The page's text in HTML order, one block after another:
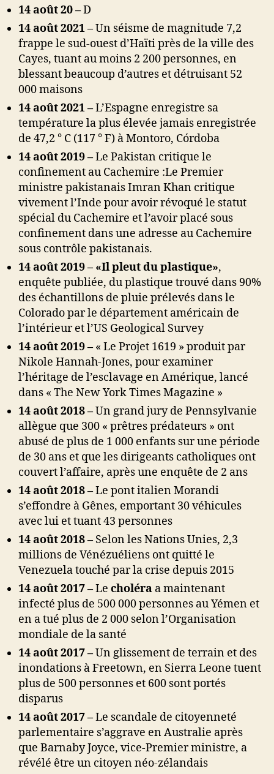
14 août 20 –D
14 août 2021 –Un séisme de magnitude 7,2
frappe le sud-ouest d’Haïti près de la ville des
Cayes, tuant au moins 2 200 personnes, en
blessant beaucoup d’autres et détruisant 52
000 maisons
14 août 2021 –L’Espagne enregistre sa
température la plus élevée jamais enregistrée
de 47,2 ° C (117 ° F) à Montoro, Córdoba
14 août 2019 –Le Pakistan critique le
confinement au Cachemire :Le Premier
ministre pakistanais Imran Khan critique
vivement l’Inde pour avoir révoqué le statut
spécial du Cachemire et l’avoir placé sous
confinement dans une adresse au Cachemire
sous contrôle pakistanais.
14 août 2019 – «Il pleut du plastique»,
enquête publiée, du plastique trouvé dans 90%
des échantillons de pluie prélevés dans le
Colorado par le département américain de
l’intérieur et l’US Geological Survey
14 août 2019 – « Le Projet 1619 » produit par
Nikole Hannah-Jones, pour examiner
l’héritage de l’esclavage en Amérique, lancé
dans « The New York Times Magazine »
14 août 2018 –Un grand jury de Pennsylvanie
allègue que 300 « prêtres prédateurs » ont
abusé de plus de 1 000 enfants sur une période
de 30 ans et que les dirigeants catholiques ont
couvert l’affaire, après une enquête de 2 ans
14 août 2018 –Le pont italien Morandi
s’effondre à Gênes, emportant 30 véhicules
avec lui et tuant 43 personnes
14 août 2018 – Selon les Nations Unies, 2,3
millions de Vénézuéliens ont quitté le
Venezuela touché par la crise depuis 2015
14 août 2017 –Le choléra a maintenant
infecté plus de 500 000 personnes au Yémen et
en a tué plus de 2 000 selon l’Organisation
mondiale de la santé
14 août 2017 –Un glissement de terrain et des
inondations à Freetown, en Sierra Leone tuent
plus de 500 personnes et 600 sont portés
disparus
14 août 2017 –Le scandale de citoyenneté
parlementaire s’aggrave en Australie après
que Barnaby Joyce, vice-Premier ministre, a
révélé être un citoyen néo-zélandais